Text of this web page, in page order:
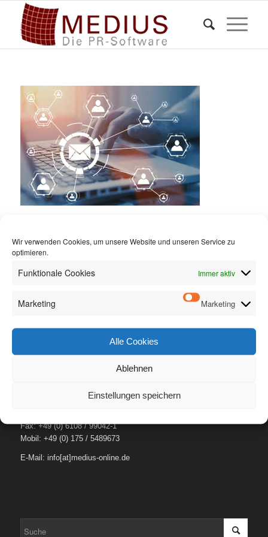
Wir verwenden Cookies, um unsere Website und unseren Service zu
optimieren.
Funktionale Cookies Immer aktiv
Marketing Marketing
Alle Cookies
Ablehnen
Einstellungen speichern
Ahornstraße 7
Fax: +49 (0) 6108 / 99042-1
Mobil: +49 (0) 175 / 5489673
E-Mail: info[at]medius-online.de